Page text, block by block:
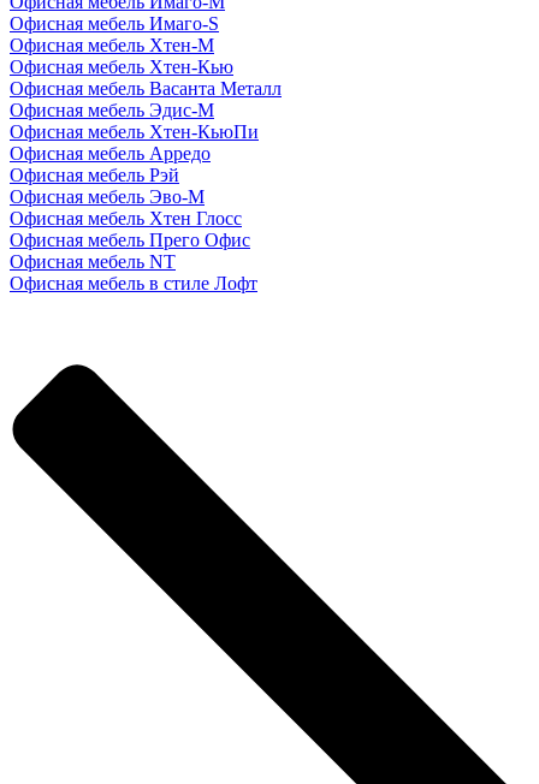
Офисная мебель Имаго-S
Офисная мебель Хтен-M
Офисная мебель Хтен-Кью
Офисная мебель Васанта Металл
Офисная мебель Эдис-M
Офисная мебель Хтен-КьюПи
Офисная мебель Арредо
Офисная мебель Рэй
Офисная мебель Эво-M
Офисная мебель Хтен Глосс
Офисная мебель Прего Офис
Офисная мебель NT
Офисная мебель в стиле Лофт